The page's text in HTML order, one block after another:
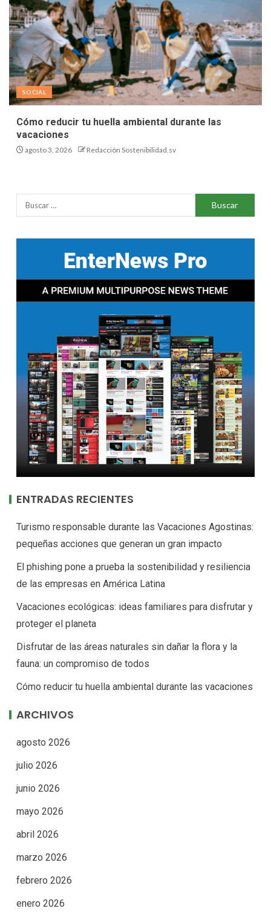
SOCIAL
Cómo reducir tu huella ambiental durante las
vacaciones
agosto 3, 2026 Redacción Sostenibilidad.sv
ENTRADAS RECIENTES
Turismo responsable durante las Vacaciones Agostinas:
pequeñas acciones que generan un gran impacto
El phishing pone a prueba la sostenibilidad y resiliencia
de las empresas en América Latina
Vacaciones ecológicas: ideas familiares para disfrutar y
proteger el planeta
Disfrutar de las áreas naturales sin dañar la flora y la
fauna: un compromiso de todos
Cómo reducir tu huella ambiental durante las vacaciones
ARCHIVOS
agosto 2026
julio 2026
junio 2026
mayo 2026
abril 2026
marzo 2026
febrero 2026
enero 2026